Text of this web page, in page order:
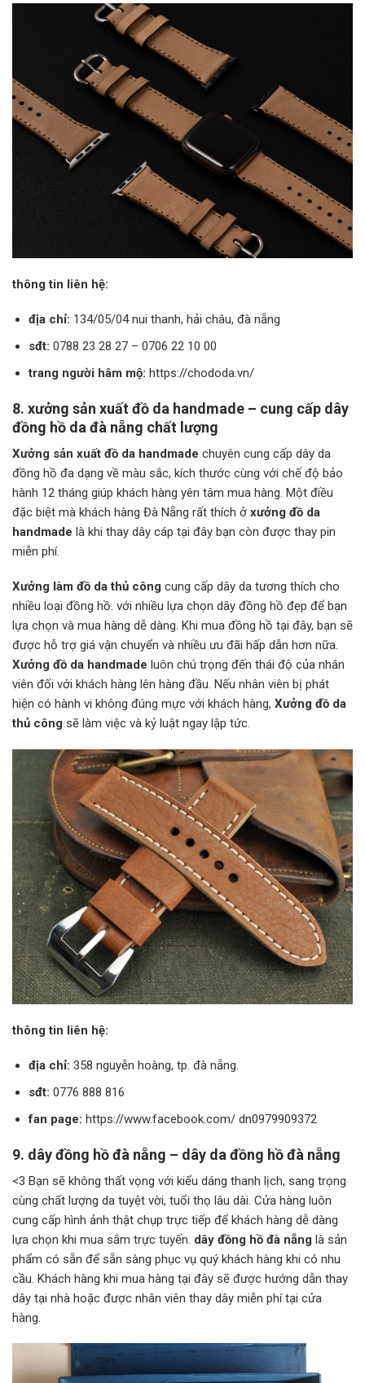
thông tin liên hệ:
địa chỉ: 134/05/04 nui thanh, hải châu, đà nẵng
sđt: 0788 23 28 27 – 0706 22 10 00
trang người hâm mộ: https://chododa.vn/
8. xưởng sản xuất đồ da handmade – cung cấp dây
đồng hồ da đà nẵng chất lượng
Xưởng sản xuất đồ da handmade chuyên cung cấp dây da
đồng hồ đa dạng về màu sắc, kích thước cùng với chế độ bảo
hành 12 tháng giúp khách hàng yên tâm mua hàng. Một điều
đặc biệt mà khách hàng Đà Nẵng rất thích ở xưởng đồ da
handmade là khi thay dây cáp tại đây bạn còn được thay pin
miễn phí.
Xưởng làm đồ da thủ công cung cấp dây da tương thích cho
nhiều loại đồng hồ. với nhiều lựa chọn dây đồng hồ đẹp để bạn
lựa chọn và mua hàng dễ dàng. Khi mua đồng hồ tại đây, bạn sẽ
được hỗ trợ giá vận chuyển và nhiều ưu đãi hấp dẫn hơn nữa.
Xưởng đồ da handmade luôn chú trọng đến thái độ của nhân
viên đối với khách hàng lên hàng đầu. Nếu nhân viên bị phát
hiện có hành vi không đúng mực với khách hàng, Xưởng đồ da
thủ công sẽ làm việc và kỷ luật ngay lập tức.
thông tin liên hệ:
địa chỉ: 358 nguyễn hoàng, tp. đà nẵng.
sđt: 0776 888 816
fan page: https://www.facebook.com/ dn0979909372
9. dây đồng hồ đà nẵng – dây da đồng hồ đà nẵng
<3 Bạn sẽ không thất vọng với kiểu dáng thanh lịch, sang trọng
cùng chất lượng da tuyệt vời, tuổi thọ lâu dài. Cửa hàng luôn
cung cấp hình ảnh thật chụp trực tiếp để khách hàng dễ dàng
lựa chọn khi mua sắm trực tuyến. dây đồng hồ đà nẵng là sản
phẩm có sẵn để sẵn sàng phục vụ quý khách hàng khi có nhu
cầu. Khách hàng khi mua hàng tại đây sẽ được hướng dẫn thay
dây tại nhà hoặc được nhân viên thay dây miễn phí tại cửa
hàng.